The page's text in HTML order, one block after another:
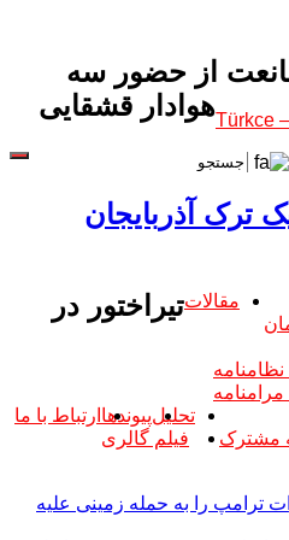
آذربایجان
مقالات
تحلیل پیوندهاارتباط با ما
فیلم گالری
را به حمله زمینی علیه
از حضور سه
هوادار قشقایی
تیراختور در